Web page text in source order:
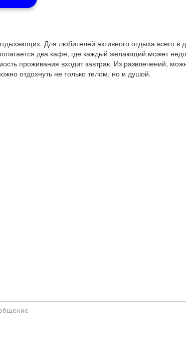
Для любителей активного отдыха всего в
два кафе, где каждый желающий может
проживания входит завтрак. Из развлечений,
отдохнуть не только телом, но и душой.